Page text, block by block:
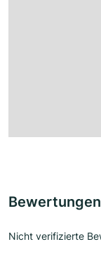
Bewertungen
Nicht verifizierte